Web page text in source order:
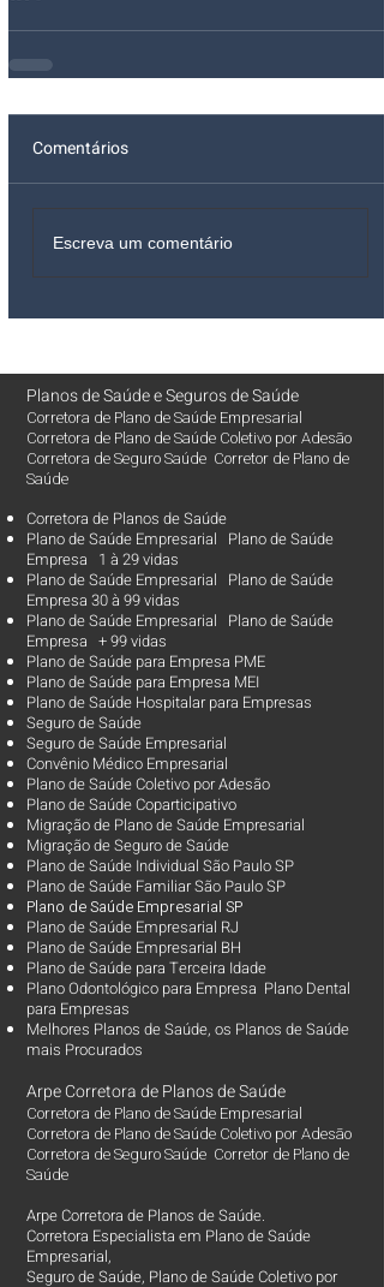
Comentários
Escreva um comentário
Planos de SaúdeeSeguros de Saúde
Corretora de Plano de Saúde Empresarial
Corretora de Plano de Saúde Coletivo por Adesão
Corretora de Seguro Saúde Corretor de Plano de
Saúde
Corretora de Planos de Saúde
Plano de Saúde Empresarial Plano de Saúde
Empresa 1 à 29 vidas
Plano de Saúde Empresarial Plano de Saúde
Empresa 30 à 99 vidas ​
Plano de Saúde Empresarial Plano de Saúde
Empresa + 99 vidas
Plano de Saúde para Empresa PME
Plano de Saúde para Empresa MEI
Plano de Saúde Hospitalar para Empresas
Seguro de Saúde
Seguro de Saúde Empresarial
Convênio Médico Empresarial
Plano de Saúde Coletivo por Adesão
Plano de Saúde Coparticipativo
Migração de Plano de Saúde Empresarial
Migração de Seguro de Saúde
Plano de Saúde Individual São Paulo SP
Plano de Saúde Familiar São Paulo SP
Plano de Saúde Empresarial SP
Plano de Saúde Empresarial RJ
Plano de Saúde Empresarial BH
Plano de Saúde para Terceira Idade
Plano Odontológico para Empresa Plano Dental
para Empresas
Melhores Planos de Saúde, os Planos de Saúde
mais Procurados​
Arpe Corretora de Planos de Saúde
Corretora de Plano de Saúde Empresarial
Corretora de Plano de Saúde Coletivo por Adesão
Corretora de Seguro Saúde Corretor de Plano de
Saúde
Arpe Corretora de Planos de Saúde.
Corretora Especialista em Plano de Saúde
Empresarial,
Seguro de Saúde, Plano de Saúde Coletivo por